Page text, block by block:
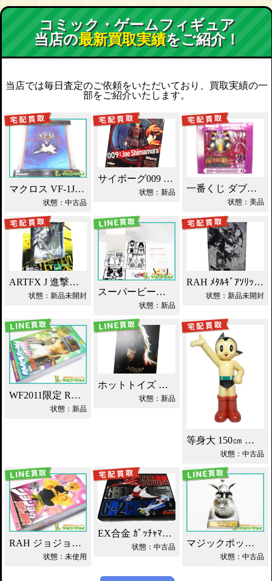
コミック・ゲームフィギュア
当店の最新買取実績をご紹介！
当店では毎日査定のご依頼をいただいており、買取実績の一
部をご紹介いたします。
マクロス VF-1J 一条輝機 1/60 YAMATO買取！
状態：中古品
サイボーグ009 島村ジョー買取！
状態：新品 一番くじ ダブルチャンス フリーザ 買取！
状態：美品
ARTFX J 進撃の巨人 リヴァイ 買取！
状態：新品未開封 スーパービーダマン ブレードオロチ買取！
状態：新品
RAH ﾒﾀﾙｷﾞｱｿﾘｯﾄﾞ4 雷電 買取！
状態：新品未開封
WF2011限定 RAH 空条承太郎 ジョジョ 第6部 買取！
状態：新品
ホットトイズ キャプテン・ハーロック 買取！
状態：新品
等身大 150㎝ 鉄腕アトム ウイクル ATS 買取！
状態：中古品
RAH ジョジョの奇妙な冒険 DIO ディオ 買取！
状態：未使用
EX合金 ｶﾞｯﾁｬﾏﾝ ﾒｶｺﾚｸｼｮﾝ Aｾｯﾄ買取！
状態：中古品 マジックポット ファイナルファンタジー クロムフィギュア買取！
状態：中古品